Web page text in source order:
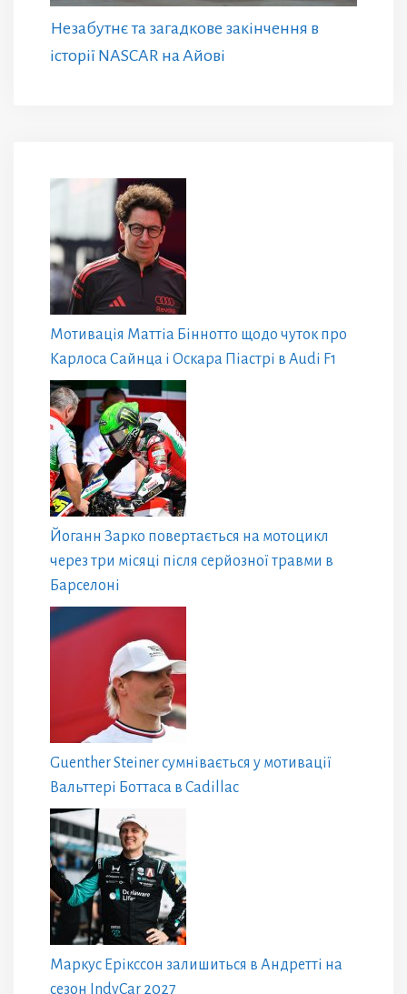
Незабутнє та загадкове закінчення в
історії NASCAR на Айові
Мотивація Маттіа Біннотто щодо чуток про
Карлоса Сайнца і Оскара Піастрі в Audi F1
Йоганн Зарко повертається на мотоцикл
через три місяці після серйозної травми в
Барселоні
Guenther Steiner сумнівається у мотивації
Вальттері Боттаса в Cadillac
Маркус Ерікссон залишиться в Андретті на
сезон IndyCar 2027